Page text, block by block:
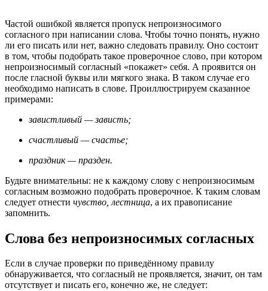
Частой ошибкой является пропуск непроизносимого
согласного при написании слова. Чтобы точно понять, нужно
ли его писать или нет, важно следовать правилу. Оно состоит
в том, чтобы подобрать такое проверочное слово, при котором
непроизносимый согласный «покажет» себя. А проявится он
после гласной буквы или мягкого знака. В таком случае его
необходимо написать в слове. Проиллюстрируем сказанное
примерами:
завистливый — зависть;
счастливый — счастье;
праздник — празден.
Будьте внимательны: не к каждому слову с непроизносимым
согласным возможно подобрать проверочное. К таким словам
следует отнести чувство, лестница, а их правописание
запомнить.
Слова без непроизносимых согласных
Если в случае проверки по приведённому правилу
обнаруживается, что согласный не проявляется, значит, он там
отсутствует и писать его, конечно же, не следует: